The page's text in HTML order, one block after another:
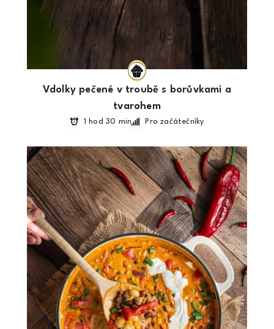
Vdolky pečené v troubě s borůvkami a
tvarohem
1 hod 30 min Pro začátečníky